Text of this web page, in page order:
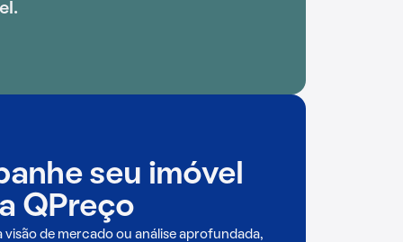
seu imóvel
QPreço
visão de mercado ou análise aprofundada,